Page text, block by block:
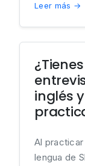
Leer más →
inglés
Al practicar
lengua de